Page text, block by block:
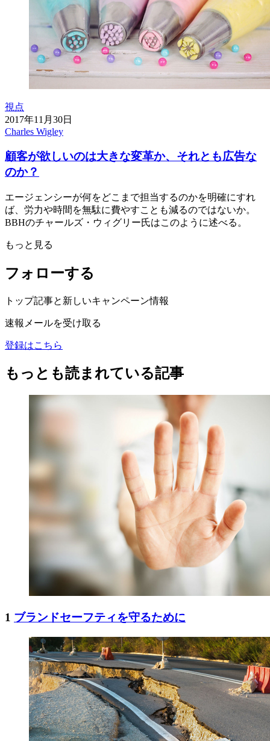
視点
2017年11月30日
Charles Wigley
顧客が欲しいのは大きな変革か、それとも広告な
のか？
エージェンシーが何をどこまで担当するのかを明確にすれ
ば、労力や時間を無駄に費やすことも減るのではないか。
BBHのチャールズ・ウィグリー氏はこのように述べる。
もっと見る
フォローする
トップ記事と新しいキャンペーン情報
速報メールを受け取る
登録はこちら
もっとも読まれている記事
1 ブランドセーフティを守るために